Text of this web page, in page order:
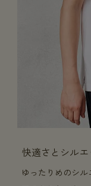
快適さとシル
ゆったりめのシ